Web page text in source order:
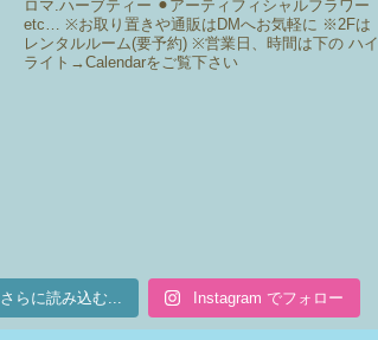
ロマ.ハーブティー ⚫︎アーティフィシャルフラワー
etc… ※お取り置きや通販はDMへお気軽に ※2Fは
レンタルルーム(要予約) ※営業日、時間は下の ハイ
ライト→Calendarをご覧下さい
さらに読み込む... Instagram でフォロー